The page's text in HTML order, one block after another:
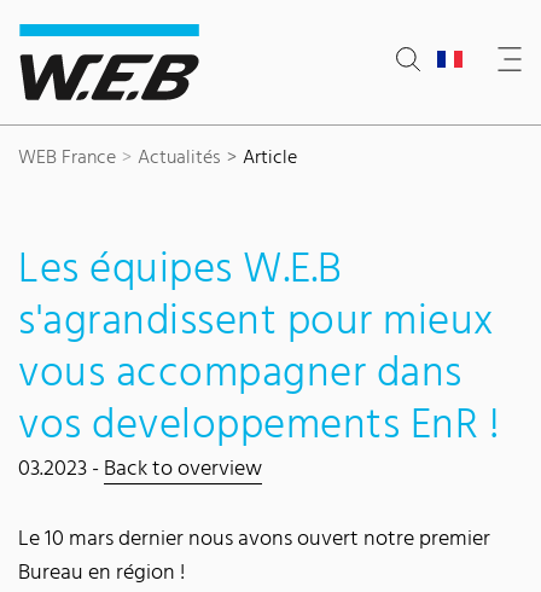
Content Area
Search
Main navigation
Contact
Footer
WEB France Actualités Article
Les équipes W.E.B
s'agrandissent pour mieux
vous accompagner dans
vos developpements EnR !
03.2023 -Back to overview
Le 10 mars dernier nous avons ouvert notre premier
Bureau en région !